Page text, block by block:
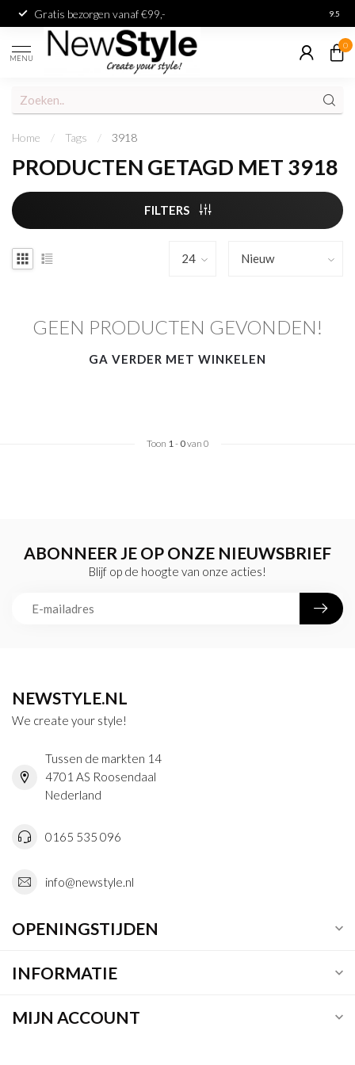
Gratis bezorgen vanaf €99,- 9.5
MENU
0
Home / Tags / 3918
PRODUCTEN GETAGD MET 3918
FILTERS
GEEN PRODUCTEN GEVONDEN!
GA VERDER MET WINKELEN
Toon 1- 0van 0
ABONNEER JE OP ONZE NIEUWSBRIEF
Blijf op de hoogte van onze acties!
NEWSTYLE.NL
We create your style!
Tussen de markten 14
4701 AS Roosendaal
Nederland
0165 535 096
info@newstyle.nl
OPENINGSTIJDEN
INFORMATIE
MIJN ACCOUNT